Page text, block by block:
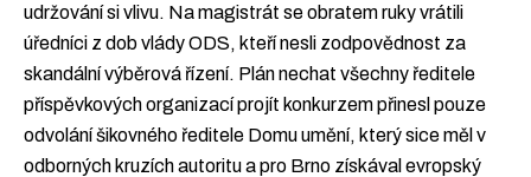
udržování si vlivu. Na magistrát se obratem ruky vrátili
úředníci z dob vlády ODS, kteří nesli zodpovědnost za
skandální výběrová řízení. Plán nechat všechny ředitele
příspěvkových organizací projít konkurzem přinesl pouze
odvolání šikovného ředitele Domu umění, který sice měl v
odborných kruzích autoritu a pro Brno získával evropský